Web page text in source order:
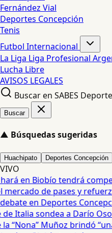
Fernández Vial
Deportes Concepción
Tenis
Futbol Internacional
La Liga Liga Profesional
Lucha Libre
AVISOS LEGALES
Buscar en SABES
Buscar
▲ Búsquedas sugeridas
Huachipato Deportes Concepción
VIVO
en Biobío tendrá
de pases y
en Deportes
Italia sondea a Darío
Muñoz brindó